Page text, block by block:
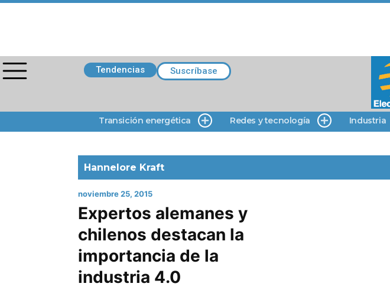
Tendencias Suscríbase
Transición energética Redes y tecnología Industria
Hannelore Kraft
noviembre 25, 2015
Expertos alemanes y
chilenos destacan la
importancia de la
industria 4.0